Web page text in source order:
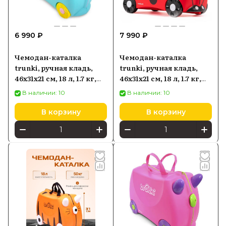
производителя и доставкой по России
6 990 ₽
Чемодан-каталка
trunki, ручная кладь,
46х31х21 см, 18 л, 1.7 кг,
голубой, бирюзовый
В наличии: 10
В корзину
7 990 ₽
Чемодан-каталка
trunki, ручная кладь,
46х31х21 см, 18 л, 1.7 кг,
Божья коровка Харли
В наличии: 10
В корзину